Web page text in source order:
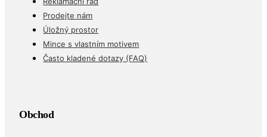
Prodejte nám
Úložný prostor
Mince s vlastním motivem
Často kladené dotazy (FAQ)
Obchod